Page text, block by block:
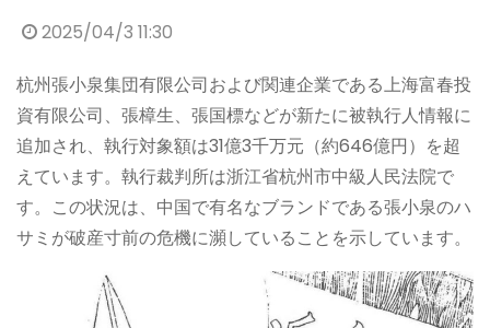
2025/04/3 11:30
杭州張小泉集団有限公司および関連企業である上海富春投
資有限公司、張樟生、張国標などが新たに被執行人情報に
追加され、執行対象額は31億3千万元（約646億円）を超
えています。執行裁判所は浙江省杭州市中級人民法院で
す。この状況は、中国で有名なブランドである張小泉のハ
サミが破産寸前の危機に瀕していることを示しています。